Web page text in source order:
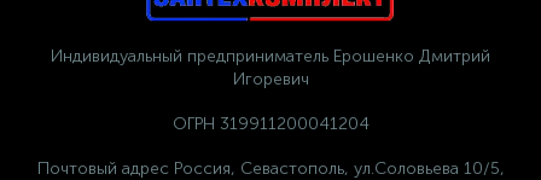
Индивидуальный предприниматель Ерошенко Дмитрий
Игоревич
ОГРН 319911200041204
Почтовый адрес Россия, Севастополь, ул.Соловьева 10/5,